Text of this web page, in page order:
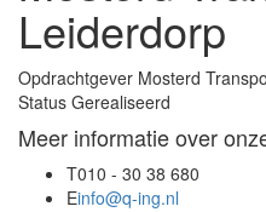
Leiderdorp
Opdrachtgever Mosterd
Status Gerealiseerd
Meer informatie over
T010 - 30 38 680
Einfo@q-ing.nl